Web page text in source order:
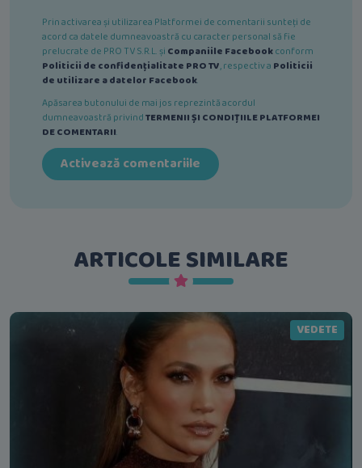
Prin activarea și utilizarea Platformei de comentarii sunteți de
acord ca datele dumneavoastră cu caracter personal să fie
prelucrate de PRO TV S.R.L. și Companiile Facebookconform
Politicii de confidențialitate PRO TV, respectiv a Politicii
de utilizare a datelor Facebook.
Apăsarea butonului de mai jos reprezintă acordul
dumneavoastră privindTERMENII ȘI CONDIȚIILE PLATFORMEI
DE COMENTARII.
Activează comentariile
ARTICOLE SIMILARE
VEDETE